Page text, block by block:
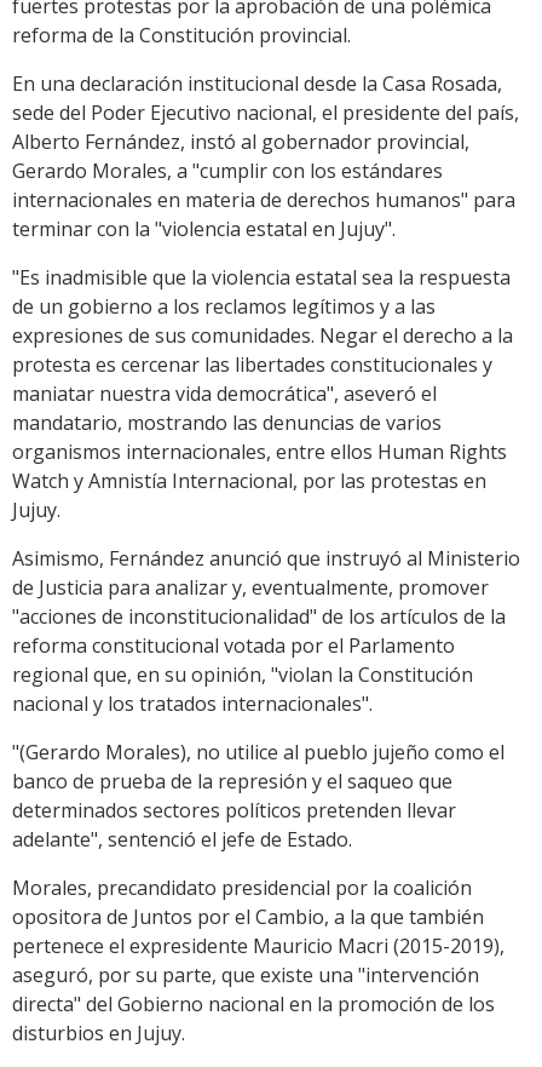
fuertes protestas por la aprobación de una polémica
reforma de la Constitución provincial.
En una declaración institucional desde la Casa Rosada,
sede del Poder Ejecutivo nacional, el presidente del país,
Alberto Fernández, instó al gobernador provincial,
Gerardo Morales, a "cumplir con los estándares
internacionales en materia de derechos humanos" para
terminar con la "violencia estatal en Jujuy".
"Es inadmisible que la violencia estatal sea la respuesta
de un gobierno a los reclamos legítimos y a las
expresiones de sus comunidades. Negar el derecho a la
protesta es cercenar las libertades constitucionales y
maniatar nuestra vida democrática", aseveró el
mandatario, mostrando las denuncias de varios
organismos internacionales, entre ellos Human Rights
Watch y Amnistía Internacional, por las protestas en
Jujuy.
Asimismo, Fernández anunció que instruyó al Ministerio
de Justicia para analizar y, eventualmente, promover
"acciones de inconstitucionalidad" de los artículos de la
reforma constitucional votada por el Parlamento
regional que, en su opinión, "violan la Constitución
nacional y los tratados internacionales".
"(Gerardo Morales), no utilice al pueblo jujeño como el
banco de prueba de la represión y el saqueo que
determinados sectores políticos pretenden llevar
adelante", sentenció el jefe de Estado.
Morales, precandidato presidencial por la coalición
opositora de Juntos por el Cambio, a la que también
pertenece el expresidente Mauricio Macri (2015-2019),
aseguró, por su parte, que existe una "intervención
directa" del Gobierno nacional en la promoción de los
disturbios en Jujuy.